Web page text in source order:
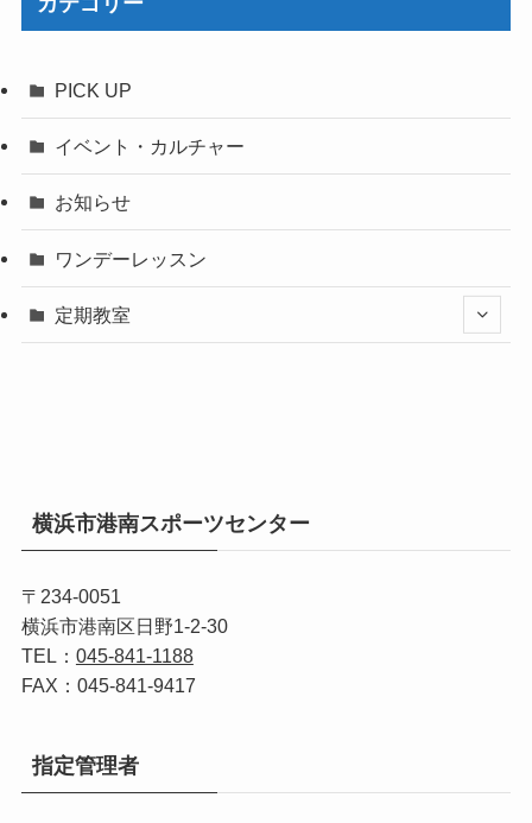
PICK UP
イベント・カルチャー
お知らせ
ワンデーレッスン
定期教室
横浜市港南スポーツセンター
〒234-0051
横浜市港南区日野1-2-30
TEL： 045-841-1188
FAX：045-841-9417
指定管理者